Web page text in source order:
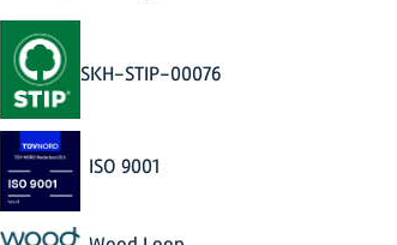
SKH-STIP-00076
ISO 9001